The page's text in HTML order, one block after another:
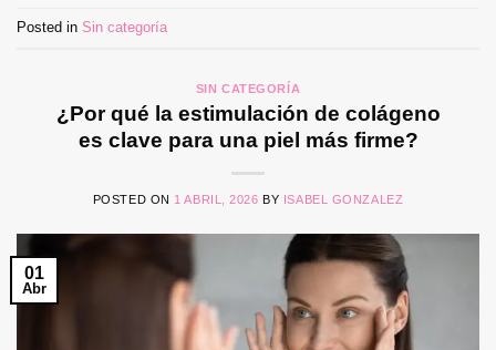
Posted in Sin categoría
SIN CATEGORÍA
¿Por qué la estimulación de colágeno
es clave para una piel más firme?
POSTED ON 1 ABRIL, 2026 BY ISABEL GONZALEZ
01
Abr